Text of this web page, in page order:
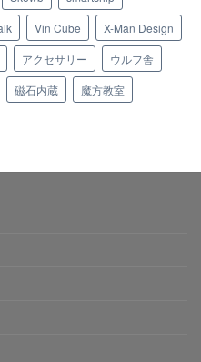
Vin Cube
X-Man Design
アクセサリー
ウルフ舎
磁石内蔵
魔方教室